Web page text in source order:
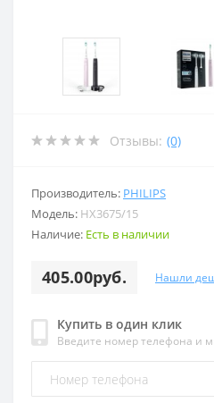
Отзывы: (0)
Производитель: PHILIPS
Модель: HX3675/15
Наличие: Есть в наличии
405.00руб. Нашли
Купить в один клик
Введите номер телефона и